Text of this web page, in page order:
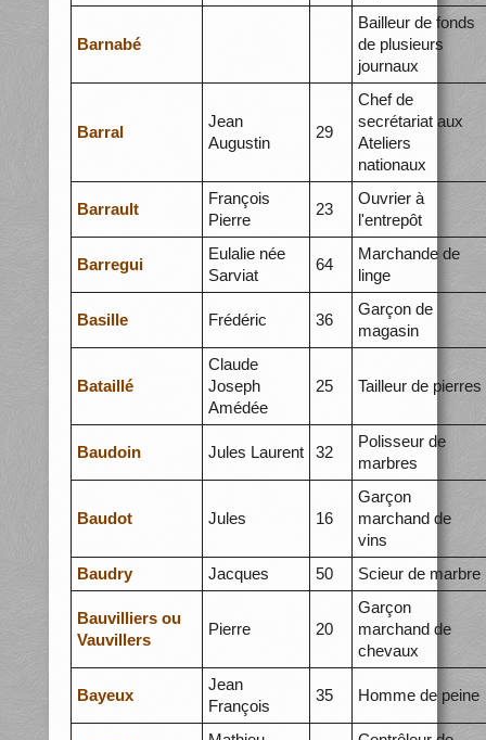
Barnabé
Bailleur de fonds
de plusieurs
journaux
Barral
Jean
Augustin
29
Chef de
secrétariat aux
Ateliers
nationaux
Barrault
François
Pierre
23
Ouvrier à
l'entrepôt
Barregui
Eulalie née
Sarviat
64
Marchande de
linge
Basille Frédéric 36
Garçon de
magasin
Bataillé
Claude
Joseph
Amédée
25 Tailleur de pierres
Baudoin Jules Laurent 32
Polisseur de
marbres
Baudot Jules 16
Garçon
marchand de
vins
Baudry
Jacques 50 Scieur de marbre
Bauvilliers ou
Vauvillers
Pierre 20
Garçon
marchand de
chevaux
Bayeux
Jean
François
35 Homme de peine